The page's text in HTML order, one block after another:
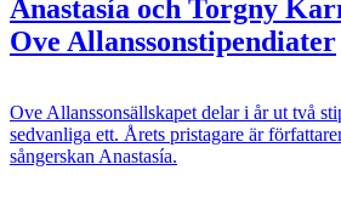
Anastasía och Torgny
Ove Allanssonstipendiater
Ove Allanssonsällskapet delar i år ut två
sedvanliga ett. Årets pristagare är
sångerskan Anastasía.